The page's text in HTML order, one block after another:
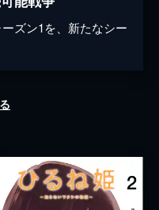
ズン1を、新たなシー